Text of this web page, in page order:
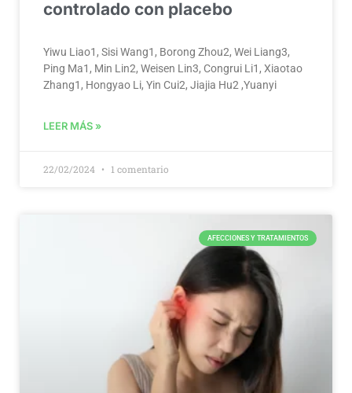
controlado con placebo
Yiwu Liao1, Sisi Wang1, Borong Zhou2, Wei Liang3,
Ping Ma1, Min Lin2, Weisen Lin3, Congrui Li1, Xiaotao
Zhang1, Hongyao Li, Yin Cui2, Jiajia Hu2 ,Yuanyi
LEER MÁS »
22/02/2024 1 comentario
AFECCIONES Y TRATAMIENTOS